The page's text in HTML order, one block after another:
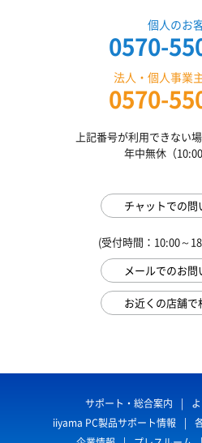
個人のお
0570-
法人・個人事業
0570-
上記番号が利用できない
年中無休（10:00
チャットでの問
(受付時間：10:00～
メールでのお問
お近くの店舗で
サポート・総合案内
iiyama PC製品サポート情報